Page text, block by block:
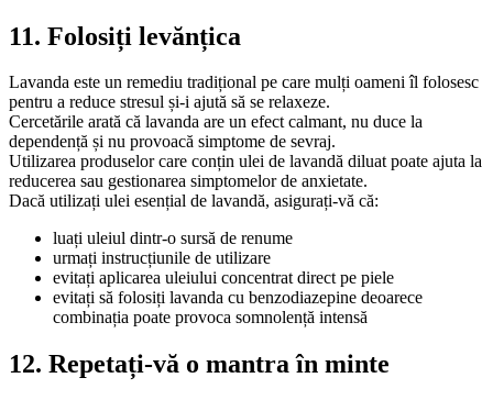
11. Folosiți levănțica
Lavanda este un remediu tradițional pe care mulți oameni îl folosesc
pentru a reduce stresul și-i ajută să se relaxeze.
Cercetările arată că lavanda are un efect calmant, nu duce la
dependență și nu provoacă simptome de sevraj.
Utilizarea produselor care conțin ulei de lavandă diluat poate ajuta la
reducerea sau gestionarea simptomelor de anxietate.
Dacă utilizați ulei esențial de lavandă, asigurați-vă că:
luați uleiul dintr-o sursă de renume
urmați instrucțiunile de utilizare
evitați aplicarea uleiului concentrat direct pe piele
evitați să folosiți lavanda cu benzodiazepine deoarece
combinația poate provoca somnolență intensă
12. Repetați-vă o mantra în minte